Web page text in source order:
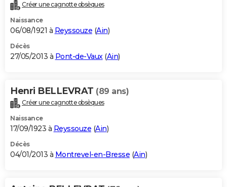
Créer une cagnotte obsèques
Naissance
06/08/1921 à Reyssouze (Ain)
Décès
27/05/2013 à Pont-de-Vaux(Ain)
Henri BELLEVRAT (89 ans)
Créer une cagnotte obsèques
Naissance
17/09/1923 à Reyssouze (Ain)
Décès
04/01/2013 à Montrevel-en-Bresse (Ain)